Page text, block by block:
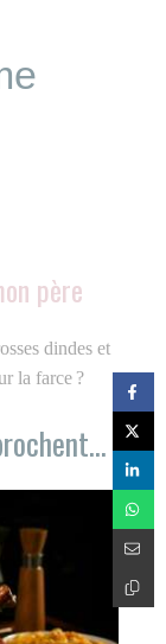
père
dindes et
la farce ?